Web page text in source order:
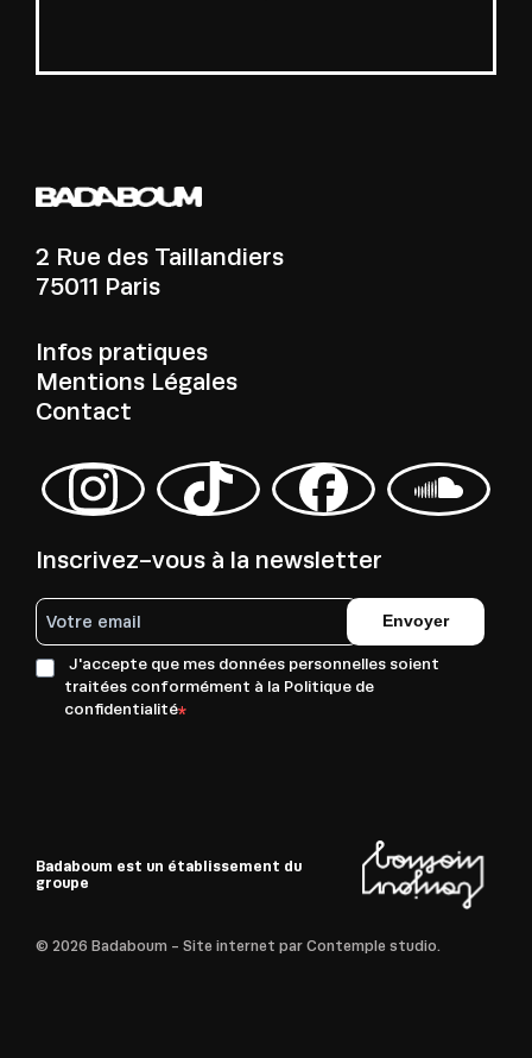
2 Rue des Taillandiers
75011 Paris
Infos pratiques
Mentions Légales
Contact
Inscrivez-vous à la newsletter
Envoyer
J'accepte que mes données personnelles soient
traitées conformément à la Politique de
confidentialité
© 2026 Badaboum - Site internet par Contemple studio.
Badaboum est un établissement du
groupe